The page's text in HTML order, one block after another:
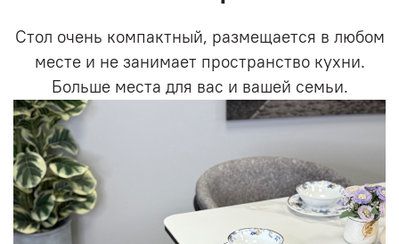
Стол очень компактный, размещается в любом
месте и не занимает пространство кухни.
Больше места для вас и вашей семьи.